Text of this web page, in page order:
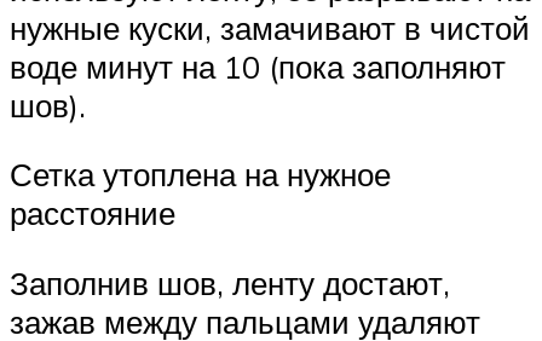
нужные куски, замачивают в чистой
воде минут на 10 (пока заполняют
шов).
Сетка утоплена на нужное
расстояние
Заполнив шов, ленту достают,
зажав между пальцами удаляют